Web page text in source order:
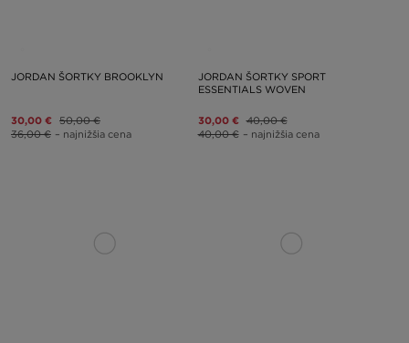
JORDAN ŠORTKY BROOKLYN
30,00 € 50,00 €
36,00 € – najnižšia cena
JORDAN ŠORTKY SPORT
ESSENTIALS WOVEN
30,00 € 40,00 €
40,00 € – najnižšia cena